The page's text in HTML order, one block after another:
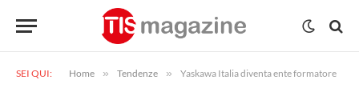
SEI QUI: Home » Tendenze » Yaskawa Italia diventa ente formatore